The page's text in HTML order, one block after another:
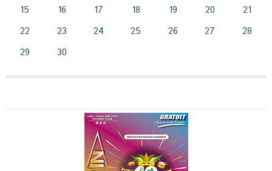
15
16 17 18 19 20
21
22
23 24 25 26 27
28
29
30